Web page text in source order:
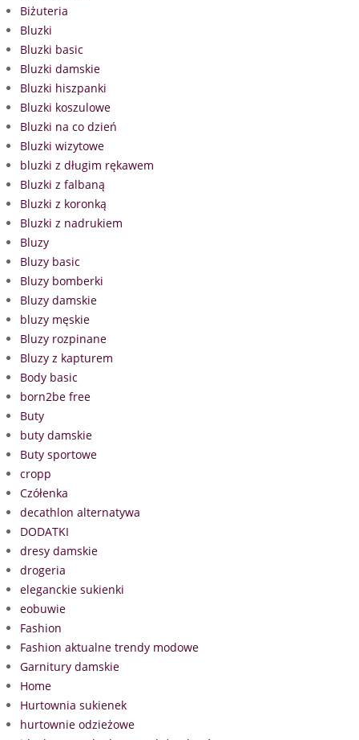
Biżuteria
Bluzki
Bluzki basic
Bluzki damskie
Bluzki hiszpanki
Bluzki koszulowe
Bluzki na co dzień
Bluzki wizytowe
bluzki z długim rękawem
Bluzki z falbaną
Bluzki z koronką
Bluzki z nadrukiem
Bluzy
Bluzy basic
Bluzy bomberki
Bluzy damskie
bluzy męskie
Bluzy rozpinane
Bluzy z kapturem
Body basic
born2be free
Buty
buty damskie
Buty sportowe
cropp
Czółenka
decathlon alternatywa
DODATKI
dresy damskie
drogeria
eleganckie sukienki
eobuwie
Fashion
Fashion aktualne trendy modowe
Garnitury damskie
Home
Hurtownia sukienek
hurtownie odzieżowe